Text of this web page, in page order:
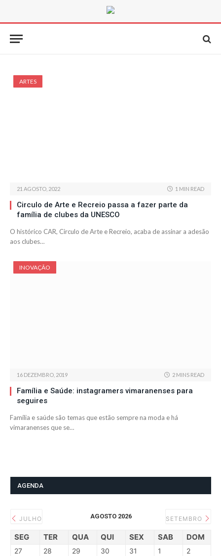
ARTES
21 AGOSTO, 2022 1 MIN READ
Circulo de Arte e Recreio passa a fazer parte da
família de clubes da UNESCO
O histórico CAR, Circulo de Arte e Recreio, acaba de assinar a adesão
aos clubes…
INOVAÇÃO
16 DEZEMBRO, 2019 2 MINS READ
Família e Saúde: instagramers vimaranenses para
seguires
Família e saúde são temas que estão sempre na moda e há
vimaranenses que se…
AGENDA
JULHO AGOSTO 2026 SETEMBRO
SEG TER QUA QUI SEX SAB DOM
27 28 29 30 31 1 2